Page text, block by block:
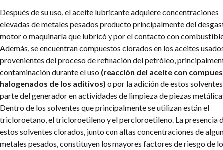
Después de su uso, el aceite lubricante adquiere concentraciones
elevadas de metales pesados producto principalmente del
motor o maquinaría que lubricó y por el contacto con
Además, se encuentran compuestos clorados en los aceites
provenientes del proceso de refinación del petróleo,
contaminación durante el uso (reacción del aceite con
halogenados de los aditivos) o por la adición de estos
parte del generador en actividades de limpieza de piezas
Dentro de los solventes que principalmente se utilizan están el
tricloroetano, el tricloroetileno y el percloroetileno. La presencia
estos solventes clorados, junto con altas concentraciones de
metales pesados, constituyen los mayores factores de riesgo de